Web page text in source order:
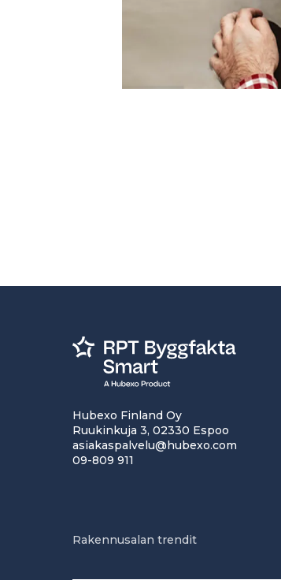
Hubexo Finland Oy
Ruukinkuja 3, 02330 Espoo
asiakaspalvelu@hubexo.com
09-809 911
Rakennusalan trendit